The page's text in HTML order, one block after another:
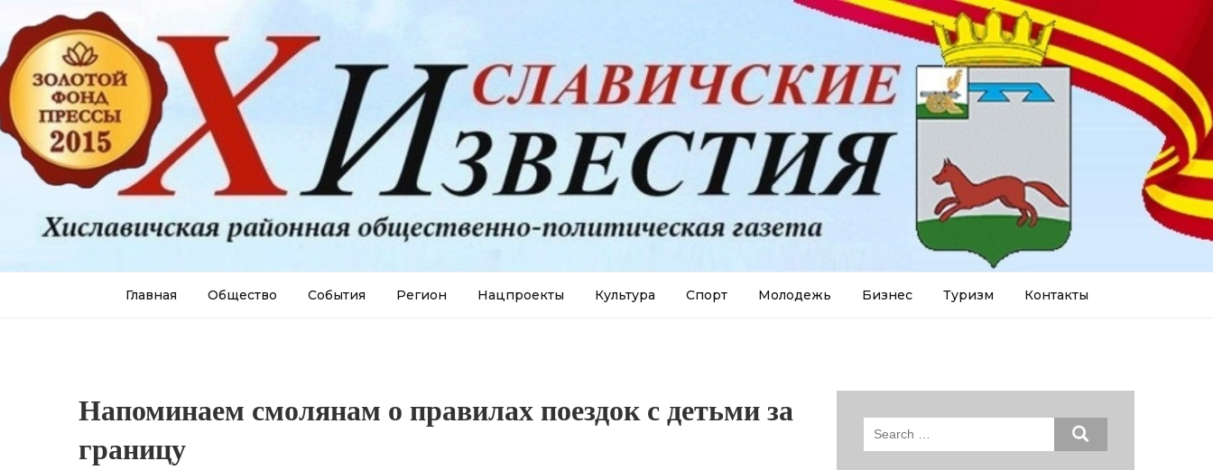
Главная Общество События Регион Нацпроекты Культура Спорт Молодежь Бизнес Туризм Контакты
Напоминаем смолянам о правилах поездок с детьми за
границу
Search